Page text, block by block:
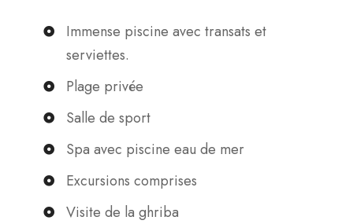
Immense piscine avec transats et
serviettes.
Plage privée
Salle de sport
Spa avec piscine eau de mer
Excursions comprises
Visite de la ghriba